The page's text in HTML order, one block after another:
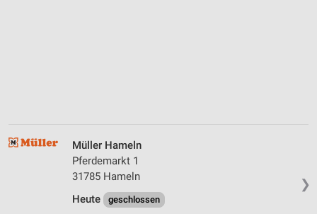
❯
Müller Hameln
Pferdemarkt 1
31785 Hameln
Heute
geschlossen